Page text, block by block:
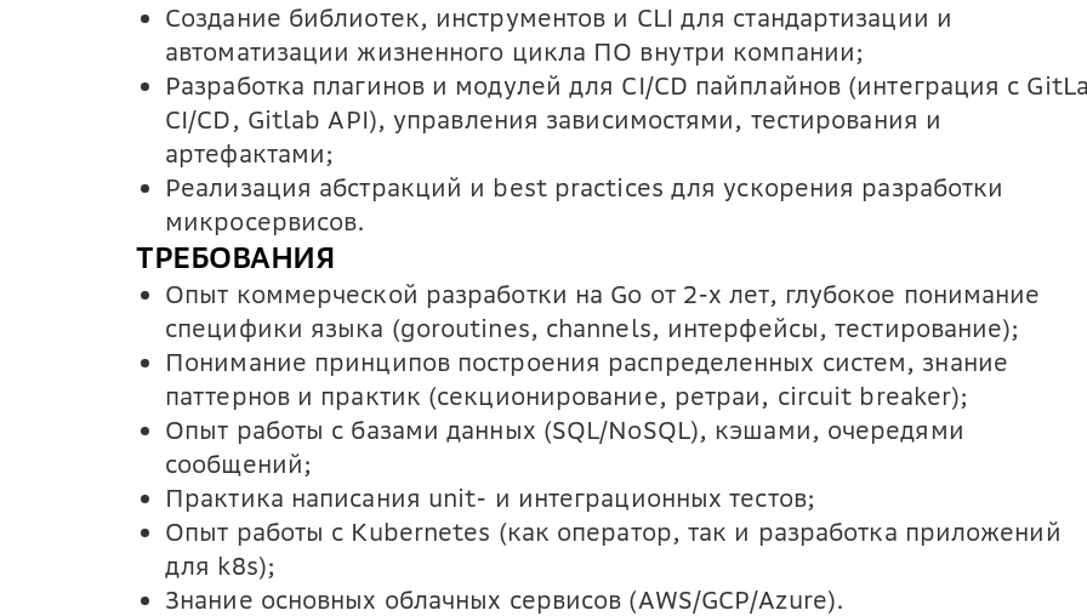
Создание библиотек, инструментов и CLI для стандартизации и
автоматизации жизненного цикла ПО внутри компании;
Разработка плагинов и модулей для CI/CD пайплайнов (интеграция с
CI/СD, Gitlab API), управления зависимостями, тестирования и
артефактами;
Реализация абстракций и best practices для ускорения разработки
микросервисов.
ТРЕБОВАНИЯ
Опыт коммерческой разработки на Go от 2-х лет, глубокое понимание
специфики языка (goroutines, channels, интерфейсы, тестирование);
Понимание принципов построения распределенных систем, знание
паттернов и практик (секционирование, ретраи, circuit breaker);
Опыт работы с базами данных (SQL/NoSQL), кэшами, очередями
сообщений;
Практика написания unit- и интеграционных тестов;
Опыт работы с Kubernetes (как оператор, так и разработка приложений
для k8s);
Знание основных облачных сервисов (AWS/GCP/Azure).